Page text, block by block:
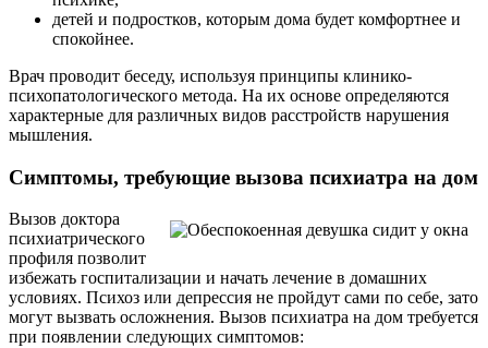
детей и подростков, которым дома будет комфортнее и
спокойнее.
Врач проводит беседу, используя принципы клинико-
психопатологического метода. На их основе определяются
характерные для различных видов расстройств нарушения
мышления.
Симптомы, требующие вызова психиатра на дом
Вызов доктора
психиатрического
профиля позволит
избежать госпитализации и начать лечение в домашних
условиях. Психоз или депрессия не пройдут сами по себе, зато
могут вызвать осложнения. Вызов психиатра на дом требуется
при появлении следующих симптомов: